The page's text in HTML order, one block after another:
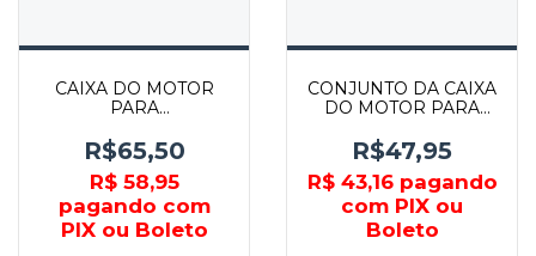
CAIXA DO MOTOR
PARA
GA2014 - 452864-2 -
MAKITA
R$65,50
R$ 58,95
pagando com
PIX ou Boleto
CONJUNTO DA CAIXA
DO MOTOR PARA
MAKITA
R$47,95
R$ 43,16pagando
com PIX ou
Boleto